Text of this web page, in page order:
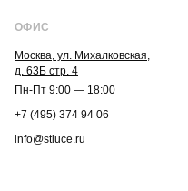
ОФИС
Москва, ул. Михалковская,
д. 63Б стр. 4
Пн-Пт 9:00 — 18:00
+7 (495) 374 94 06
info@stluce.ru